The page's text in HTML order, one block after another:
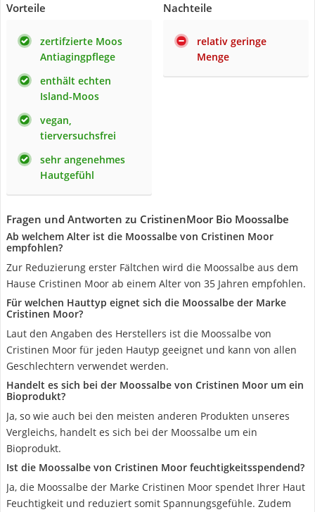
Vorteile
zertifzierte Moos
Antiagingpflege
enthält echten
Island-Moos
vegan,
tierversuchsfrei
sehr angenehmes
Hautgefühl
Nachteile
relativ geringe
Menge
Fragen und Antworten zu CristinenMoor Bio Moossalbe
Ab welchem Alter ist die Moossalbe von Cristinen Moor
empfohlen?
Zur Reduzierung erster Fältchen wird die Moossalbe aus dem
Hause Cristinen Moor ab einem Alter von 35 Jahren empfohlen.
Für welchen Hauttyp eignet sich die Moossalbe der Marke
Cristinen Moor?
Laut den Angaben des Herstellers ist die Moossalbe von
Cristinen Moor für jeden Hautyp geeignet und kann von allen
Geschlechtern verwendet werden.
Handelt es sich bei der Moossalbe von Cristinen Moor um ein
Bioprodukt?
Ja, so wie auch bei den meisten anderen Produkten unseres
Vergleichs, handelt es sich bei der Moossalbe um ein
Bioprodukt.
Ist die Moossalbe von Cristinen Moor feuchtigkeitsspendend?
Ja, die Moossalbe der Marke Cristinen Moor spendet Ihrer Haut
Feuchtigkeit und reduziert somit Spannungsgefühle. Zudem